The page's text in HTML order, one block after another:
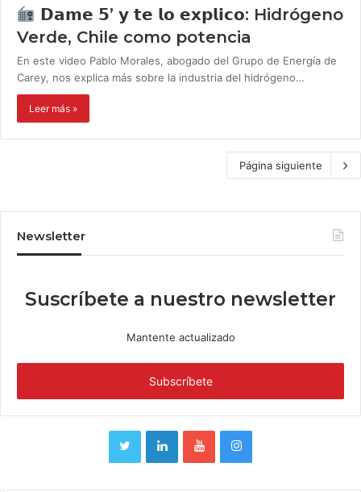
𝗗𝗮𝗺𝗲 𝟱’ 𝘆 𝘁𝗲 𝗹𝗼 𝗲𝘅𝗽𝗹𝗶𝗰𝗼: Hidrógeno
Verde, Chile como potencia
En este video Pablo Morales, abogado del Grupo de Energía de
Carey, nos explica más sobre la industria del hidrógeno…
Leer más »
Página siguiente
Newsletter
Suscríbete a nuestro newsletter
Mantente actualizado